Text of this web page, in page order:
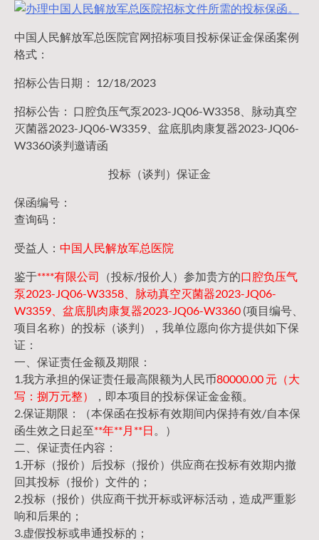
中国人民解放军总医院官网招标项目投标保证金保函案例
格式：
招标公告日期： 12/18/2023
招标公告： 口腔负压气泵2023-JQ06-W3358、脉动真空
灭菌器2023-JQ06-W3359、盆底肌肉康复器2023-JQ06-
W3360谈判邀请函
投标（谈判）保证金
保函编号：
查询码：
受益人： 中国人民解放军总医院
鉴于****有限公司 （投标/报价人）参加贵方的口腔负压气
泵2023-JQ06-W3358、脉动真空灭菌器2023-JQ06-
W3359、盆底肌肉康复器2023-JQ06-W3360 (项目编号、
项目名称）的投标（谈判），我单位愿向你方提供如下保
证：
一、保证责任金额及期限：
1.我方承担的保证责任最高限额为人民币80000.00 元（大
写：捌万元整）
，即本项目的投标保证金金额。
2.保证期限：（本保函在投标有效期间内保持有效/自本保
函生效之日起至**年**月**日 。）
二、保证责任内容：
1.开标（报价）后投标（报价）供应商在投标有效期内撤
回其投标（报价）文件的；
2.投标（报价）供应商干扰开标或评标活动，造成严重影
响和后果的；
3.虚假投标或串通投标的；